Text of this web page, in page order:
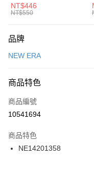
元大商業銀行
台灣樂天信用卡公司
AFTEE先享後付
【關於「AFTEE先享後付」】
便利好安心！
３．安心：先確認商品／服務
【「AFTEE先享後付」結帳流
１．於結帳方式選擇「
２．訂單成立數日內，您將收
３．收到繳費通知簡訊後14
ATM／網路銀行／等多元方式
運送方式
每筆NT$100，滿
宅配
每筆NT$100，滿
付款後門市自取
每筆NT$100，滿
中統襪 FZ3393100
NT$446
NT$550
品牌
NEW ERA
商品特色
商品編號
10541694
商品特色
NE14201358